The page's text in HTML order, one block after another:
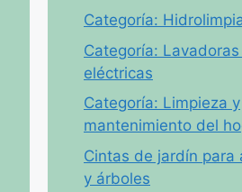
Categoría:
Categoría:
eléctricas
Categoría: Limpieza y
mantenimiento del
Cintas de jardín para
y árboles